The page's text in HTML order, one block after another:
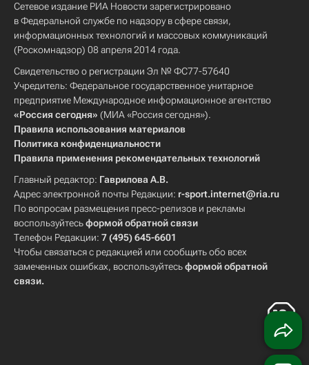
Сетевое издание РИА Новости зарегистрировано
в Федеральной службе по надзору в сфере связи,
информационных технологий и массовых коммуникаций
(Роскомнадзор) 08 апреля 2014 года.
Свидетельство о регистрации Эл № ФС77-57640
Учредитель: Федеральное государственное унитарное
предприятие Международное информационное агентство
«Россия сегодня» (МИА «Россия сегодня»).
Правила использования материалов
Политика конфиденциальности
Правила применения рекомендательных технологий
Главный редактор: Гаврилова А.В.
Адрес электронной почты Редакции: r-sport.internet@ria.ru
По вопросам размещения пресс-релизов и рекламы
воспользуйтесьформой обратной связи
Телефон Редакции: 7 (495) 645-6601
Чтобы связаться с редакцией или сообщить обо всех
замеченных ошибках, воспользуйтесьформой обратной
связи.